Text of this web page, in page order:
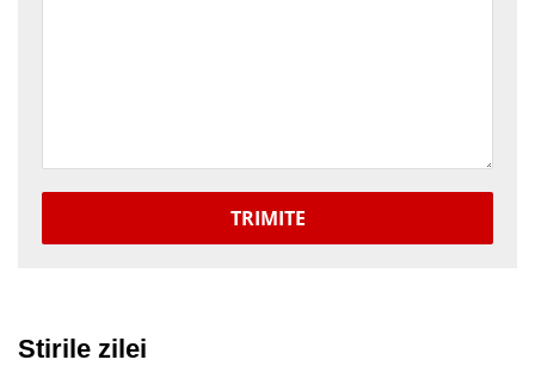
TRIMITE
Stirile zilei